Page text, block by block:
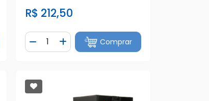
R$ 212,50
Diminuir Quantidade
Quantidade
Adicionar Quantidade
Comprar